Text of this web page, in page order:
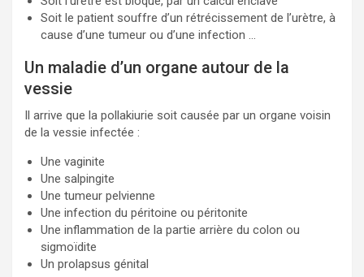
Soit le patient souffre d’un rétrécissement de l’urètre, à
cause d’une tumeur ou d’une infection …
Un maladie d’un organe autour de la
vessie
Il arrive que la pollakiurie soit causée par un organe voisin
de la vessie infectée :
Une vaginite
Une salpingite
Une tumeur pelvienne
Une infection du péritoine ou péritonite
Une inflammation de la partie arrière du colon ou
sigmoïdite
Un prolapsus génital